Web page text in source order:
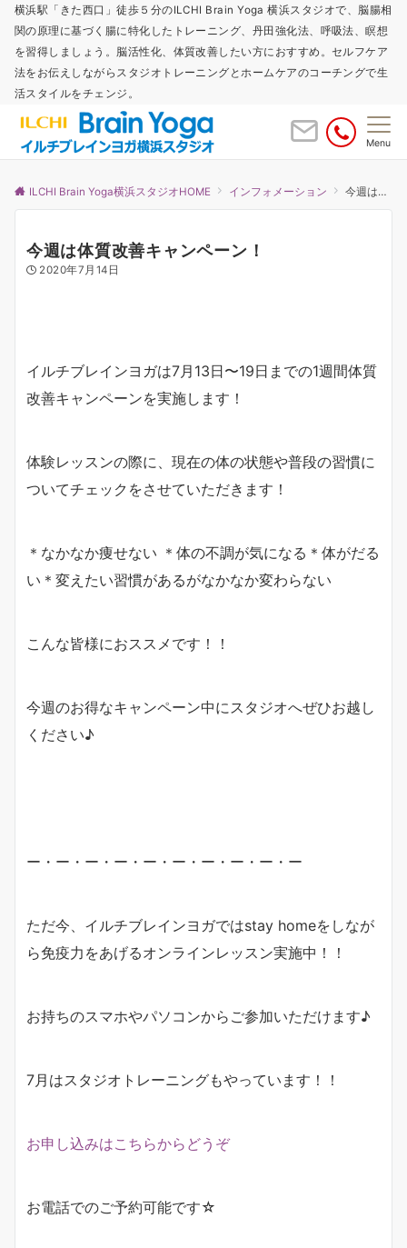
横浜駅「きた西口」徒歩５分のILCHI Brain Yoga 横浜スタジオで、脳腸相
関の原理に基づく腸に特化したトレーニング、丹田強化法、呼吸法、瞑想
を習得しましょう。脳活性化、体質改善したい方におすすめ。セルフケア
法をお伝えしながらスタジオトレーニングとホームケアのコーチングで生
活スタイルをチェンジ。
Menu
ILCHI Brain Yoga横浜スタジオHOME インフォメーション 今週は体質改善キャンペーン！
今週は体質改善キャンペーン！
2020年7月14日
イルチブレインヨガは7月13日〜19日までの1週間体質
改善キャンペーンを実施します！
体験レッスンの際に、現在の体の状態や普段の習慣に
ついてチェックをさせていただきます！
＊なかなか痩せない ＊体の不調が気になる＊体がだる
い＊変えたい習慣があるがなかなか変わらない
こんな皆様におススメです！！
今週のお得なキャンペーン中にスタジオへぜひお越し
ください♪
ー・ー・ー・ー・ー・ー・ー・ー・ー・ー
ただ今、イルチブレインヨガではstay homeをしなが
ら免疫力をあげるオンラインレッスン実施中！！
お持ちのスマホやパソコンからご参加いただけます♪
7月はスタジオトレーニングもやっています！！
お申し込みはこちらからどうぞ
お電話でのご予約可能です☆